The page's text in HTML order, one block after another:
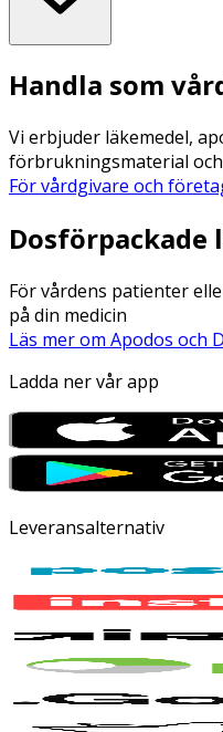
Handla som
Vi erbjuder läkemedel,
förbrukningsmaterial
För vårdgivare och
Dosförpackade
För vårdens patienter
på din medicin
Läs mer om Apodos och
Ladda ner vår app
Leveransalternativ